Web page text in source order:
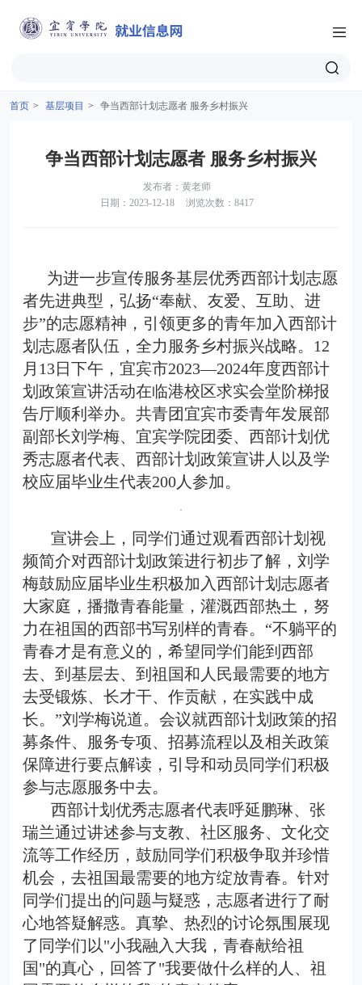
首页 > 基层项目 > 争当西部计划志愿者 服务乡村振兴
争当西部计划志愿者 服务乡村振兴
发布者：黄老师
日期：2023-12-18
浏览次数：8417
为进一步宣传服务基层优秀西部计划志愿
者先进典型，弘扬“奉献、友爱、互助、进
步”的志愿精神，引领更多的青年加入西部计
划志愿者队伍，全力服务乡村振兴战略。12
月13日下午，宜宾市2023—2024年度西部计
划政策宣讲活动在临港校区求实会堂阶梯报
告厅顺利举办。共青团宜宾市委青年发展部
副部长刘学梅、宜宾学院团委、西部计划优
秀志愿者代表、西部计划政策宣讲人以及学
校应届毕业生代表200人参加。
宣讲会上，同学们通过观看西部计划视
频简介对西部计划政策进行初步了解，刘学
梅鼓励应届毕业生积极加入西部计划志愿者
大家庭，播撒青春能量，灌溉西部热土，努
力在祖国的西部书写别样的青春。“不躺平的
青春才是有意义的，希望同学们能到西部
去、到基层去、到祖国和人民最需要的地方
去受锻炼、长才干、作贡献，在实践中成
长。”刘学梅说道。会议就西部计划政策的招
募条件、服务专项、招募流程以及相关政策
保障进行要点解读，引导和动员同学们积极
参与志愿服务中去。
西部计划优秀志愿者代表呼延鹏琳、张
瑞兰通过讲述参与支教、社区服务、文化交
流等工作经历，鼓励同学们积极争取并珍惜
机会，去祖国最需要的地方绽放青春。针对
同学们提出的问题与疑惑，志愿者进行了耐
心地答疑解惑。真挚、热烈的讨论氛围展现
了同学们以"小我融入大我，青春献给祖
国"的真心，回答了"我要做什么样的人、祖